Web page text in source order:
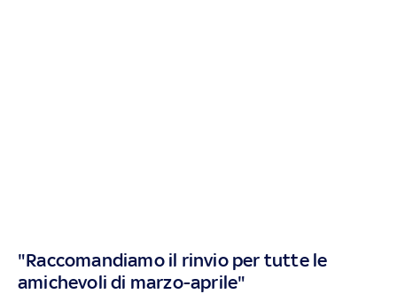
"Raccomandiamo il rinvio per tutte le
amichevoli di marzo-aprile"